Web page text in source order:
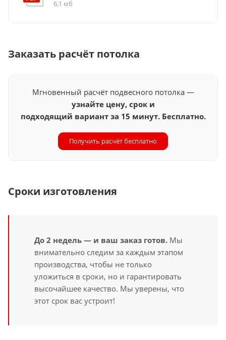
6,1 мб
Заказать расчёт потолка
Мгновенный расчёт подвесного потолка —
узнайте цену, срок и
подходящий вариант за 15 минут. Бесплатно.
Получить расчёт бесплатно
Сроки изготовления
До 2 недель — и ваш заказ готов. Мы
внимательно следим за каждым этапом
производства, чтобы не только
уложиться в сроки, но и гарантировать
высочайшее качество. Мы уверены, что
этот срок вас устроит!